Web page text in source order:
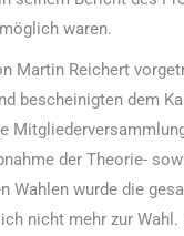
waren.
Martin Reichert
bescheinigten dem
der Theorie-
Wahlen wurde die
nicht mehr zur